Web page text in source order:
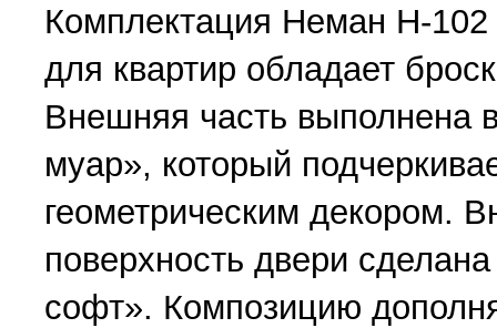
Комплектация Неман Н-
для квартир обладает
Внешняя часть выполнена
муар», который
геометрическим декором.
поверхность двери
софт». Композицию